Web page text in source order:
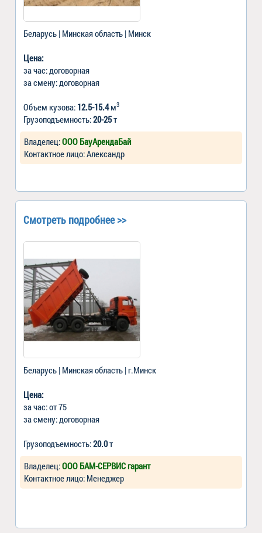
Беларусь | Минская область | Минск
Цена:
за час: договорная
за смену: договорная
Объем кузова: 12.5-15.4м3
Грузоподъемность:20-25т
Владелец:ООО БауАрендаБай
Контактное лицо: Александр
Смотреть подробнее >>
Беларусь | Минская область | г.Минск
Цена:
за час: от 75
за смену: договорная
Грузоподъемность:20.0т
Владелец:ООО БАМ-СЕРВИС гарант
Контактное лицо: Менеджер